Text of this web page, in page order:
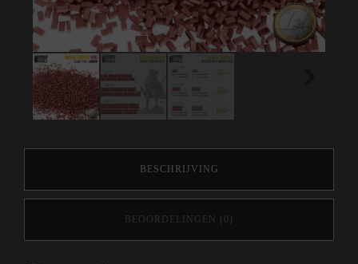
BESCHRIJVING
BEOORDELINGEN (0)